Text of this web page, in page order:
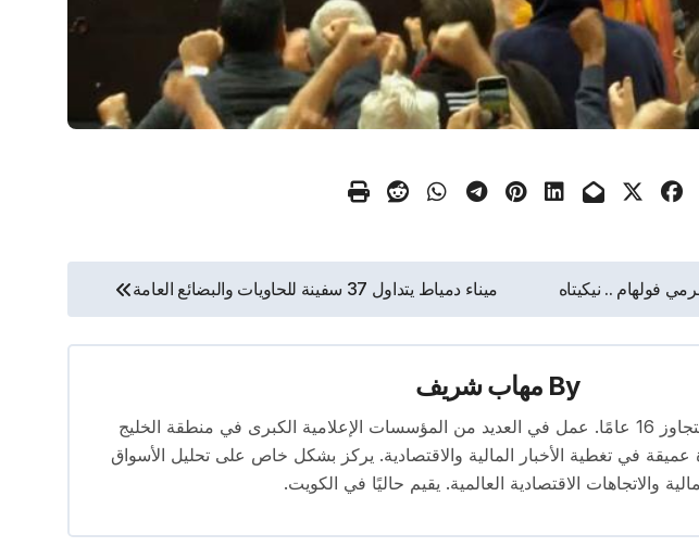
فولهام .. نيكيتاه ميناء دمياط يتداول 37 سفينة للحاويات والبضائع العامة
By مهاب شريف
محرر اقتصادي ذو خبرة تتجاوز 16 عامًا. عمل في العديد من المؤسسات الإعلامية الكبرى في منطقة الخليج
في تغطية الأخبار المالية والاقتصادية. يركز بشكل خاص على تحليل الأسواق
والاتجاهات الاقتصادية العالمية. يقيم حاليًا في الكويت.